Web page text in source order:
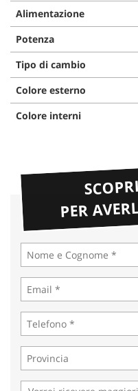
Alimentazione
Potenza
Tipo di cambio
Colore esterno
Colore interni
PER
questi
strumenti
di
tracciamento
si
rimanda
alla
cookie
policy.
modificare
le
tue
scelte
in
qualsiasi
momento.
Cookie necessari